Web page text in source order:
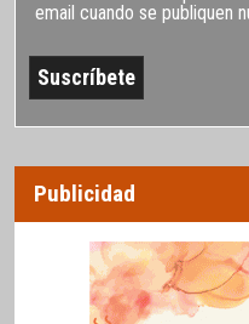
email cuando se publiquen
Publicidad